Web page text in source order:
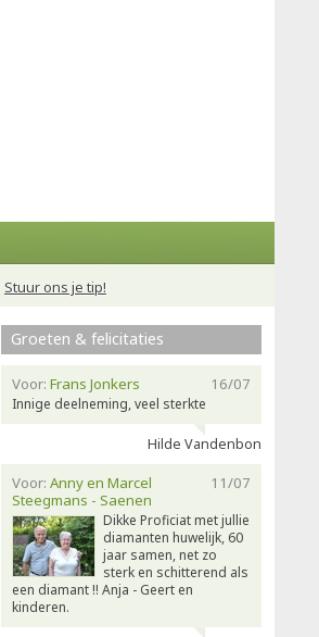
Stuur ons je tip!
Groeten & felicitaties
16/07
Voor: Frans Jonkers
Innige deelneming, veel sterkte
Hilde Vandenbon
11/07
Voor: Anny en Marcel
Steegmans - Saenen
Dikke Proficiat met jullie
diamanten huwelijk, 60
jaar samen, net zo
sterk en schitterend als
een diamant !! Anja - Geert en
kinderen.